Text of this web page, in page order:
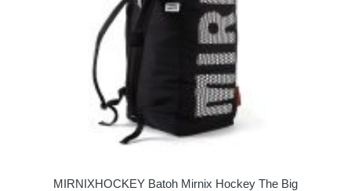
MIRNIXHOCKEY Batoh Mirnix Hockey The Big